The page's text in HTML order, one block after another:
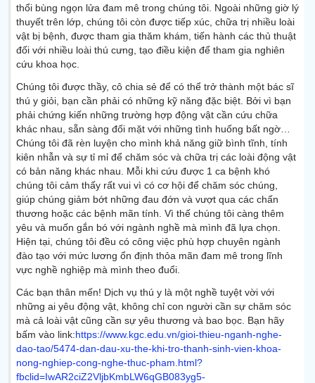
thổi bùng ngọn lửa đam mê trong chúng tôi. Ngoài những giờ lý
thuyết trên lớp, chúng tôi còn được tiếp xúc, chữa trị nhiều loài
vật bị bệnh, được tham gia thăm khám, tiến hành các thủ thuật
đối với nhiều loài thú cưng, tạo điều kiện để tham gia nghiên
cứu khoa học.
Chúng tôi được thầy, cô chia sẻ để có thể trở thành một bác sĩ
thú y giỏi, bạn cần phải có những kỹ năng đặc biệt. Bởi vì bạn
phải chứng kiến những trường hợp động vật cần cứu chữa
khác nhau, sẵn sàng đối mặt với những tình huống bất ngờ…
Chúng tôi đã rèn luyện cho mình khả năng giữ bình tĩnh, tính
kiên nhẫn và sự tỉ mỉ để chăm sóc và chữa trị các loài động vật
có bản năng khác nhau. Mỗi khi cứu được 1 ca bệnh khó
chúng tôi cảm thấy rất vui vì có cơ hội để chăm sóc chúng,
giúp chúng giảm bớt những đau đớn và vượt qua các chấn
thương hoặc các bệnh mãn tính. Vì thế chúng tôi càng thêm
yêu và muốn gắn bó với ngành nghề mà mình đã lựa chọn.
Hiện tại, chúng tôi đều có công việc phù hợp chuyên ngành
đào tạo với mức lương ổn định thỏa mãn đam mê trong lĩnh
vực nghề nghiệp mà mình theo đuổi.
Các bạn thân mến! Dịch vụ thú y là một nghề tuyệt vời với
những ai yêu động vật, không chỉ con người cần sự chăm sóc
mà cả loài vật cũng cần sự yêu thương và bao bọc. Bạn hãy
bấm vào link:https://www.kgc.edu.vn/gioi-thieu-nganh-nghe-
dao-tao/5474-dan-dau-xu-the-khi-tro-thanh-sinh-vien-khoa-
nong-nghiep-cong-nghe-thuc-pham.html?
fbclid=IwAR2ciZ2VljbKmbLW6qGB083yg5-